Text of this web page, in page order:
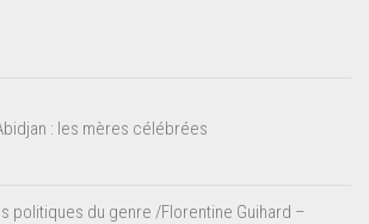
: les mères célébrées
politiques du genre /Florentine Guihard –